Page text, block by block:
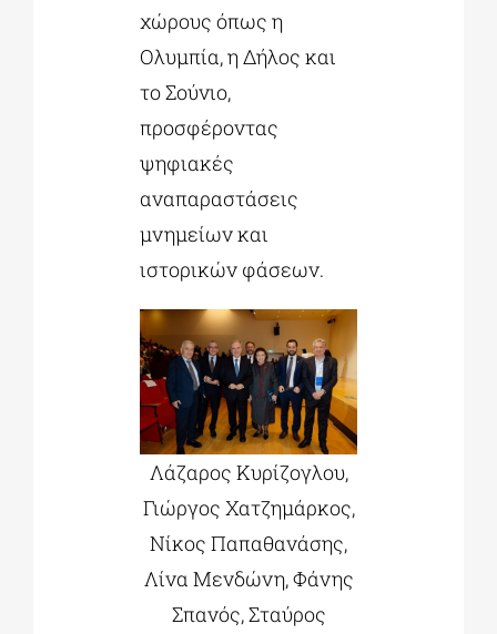
χώρους όπως η
Ολυμπία, η Δήλος και
το Σούνιο,
προσφέροντας
ψηφιακές
αναπαραστάσεις
μνημείων και
ιστορικών φάσεων.
Λάζαρος Κυρίζογλου,
Γιώργος Χατζημάρκος,
Νίκος Παπαθανάσης,
Λίνα Μενδώνη, Φάνης
Σπανός, Σταύρος